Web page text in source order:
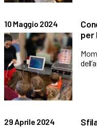
10 Maggio 2024
per
29 Aprile 2024